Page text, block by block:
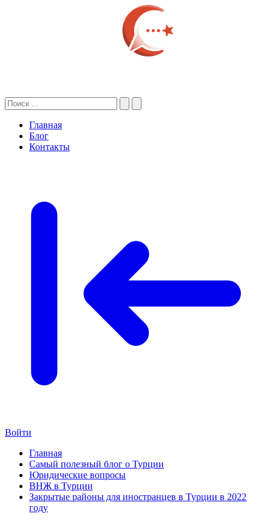
Главная
Блог
Контакты
Войти
Главная
Самый полезный блог о Турции
Юридические вопросы
ВНЖ в Турции
Закрытые районы для иностранцев в Турции в 2022
году